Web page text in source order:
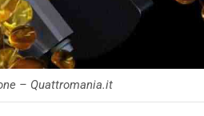
– Quattromania.it